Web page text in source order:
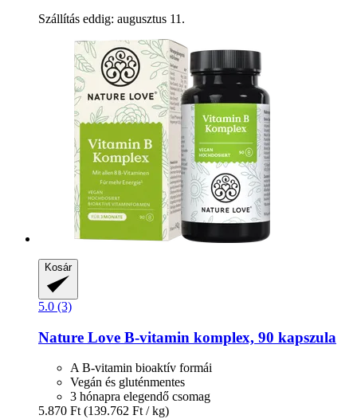
Szállítás eddig: augusztus 11.
Kosár
5.0 (3)
Nature Love B-​vitamin komplex, 90 kapszula
A B-vitamin bioaktív formái
Vegán és gluténmentes
3 hónapra elegendő csomag
5.870 Ft (139.762 Ft / kg)